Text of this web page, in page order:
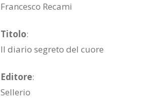
Francesco Recami
Titolo:
Il diario segreto del cuore
Editore:
Sellerio